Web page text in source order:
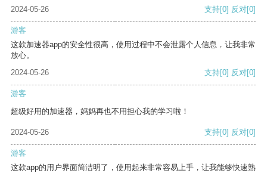
2024-05-26
支持[0] 反对[0]
游客
这款加速器app的安全性很高，使用过程中不会泄露个人信息，让我非常
放心。
2024-05-26
支持[0] 反对[0]
游客
超级好用的加速器，妈妈再也不用担心我的学习啦！
2024-05-26 支持[0] 反对[0]
游客
这款app的用户界面简洁明了，使用起来非常容易上手，让我能够快速熟